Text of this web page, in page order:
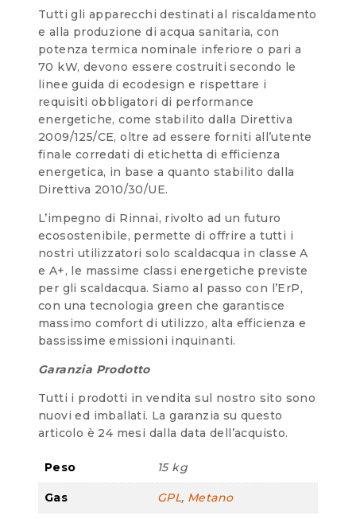
Tutti gli apparecchi destinati al riscaldamento
e alla produzione di acqua sanitaria, con
potenza termica nominale inferiore o pari a
70 kW, devono essere costruiti secondo le
linee guida di ecodesign e rispettare i
requisiti obbligatori di performance
energetiche, come stabilito dalla Direttiva
2009/125/CE, oltre ad essere forniti all’utente
finale corredati di etichetta di efficienza
energetica, in base a quanto stabilito dalla
Direttiva 2010/30/UE.
L’impegno di Rinnai, rivolto ad un futuro
ecosostenibile, permette di offrire a tutti i
nostri utilizzatori solo scaldacqua in classe A
e A+, le massime classi energetiche previste
per gli scaldacqua. Siamo al passo con l’ErP,
con una tecnologia green che garantisce
massimo comfort di utilizzo, alta efficienza e
bassissime emissioni inquinanti.
Garanzia Prodotto
Tutti i prodotti in vendita sul nostro sito sono
nuovi ed imballati. La garanzia su questo
articolo è 24 mesi dalla data dell’acquisto.
Peso 15 kg
Gas GPL, Metano